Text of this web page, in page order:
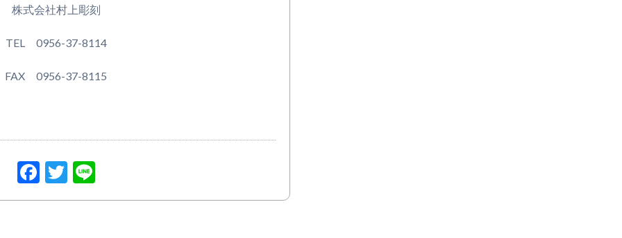
株式会社村上彫刻
TEL 0956-37-8114
FAX 0956-37-8115
Facebook
Twitter
Line